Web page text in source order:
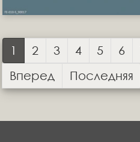
1 2 3 4 5 6
Вперед
Последняя